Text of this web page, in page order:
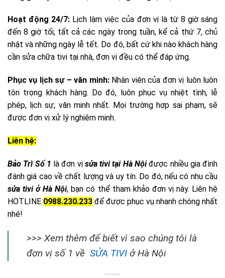
Hoạt động 24/7: Lịch làm việc của đơn vị là từ 8 giờ sáng
đến 8 giờ tối, tất cả các ngày trong tuần, kể cả thứ 7, chủ
nhật và những ngày lễ tết. Do đó, bất cứ khi nào khách hàng
cần sửa chữa tivi tại nhà, đơn vị đều có thể đáp ứng.
Phục vụ lịch sự – văn minh: Nhân viên của đơn vị luôn luôn
tôn trọng khách hàng. Do đó, luôn phục vụ nhiệt tình, lễ
phép, lịch sự, văn minh nhất. Mọi trường hợp sai phạm, sẽ
được đơn vị xử lý nghiêm minh.
Liên hệ:
Bảo Trì Số 1 là đơn vị sửa tivi tại Hà Nộiđược nhiều gia đình
đánh giá cao về chất lượng và uy tín. Do đó, nếu có nhu cầu
sửa tivi ở Hà Nội, bạn có thể tham khảo đơn vị này. Liên hệ
HOTLINE 0988.230.233 để được phục vụ nhanh chóng nhất
nhé!
>>> Xem thêm để biết vì sao chúng tôi là
đơn vị số 1 về SỬA TIVI ở Hà Nội